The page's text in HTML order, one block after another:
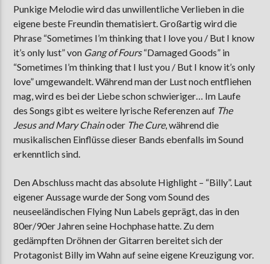
Punkige Melodie wird das unwillentliche Verlieben in die
eigene beste Freundin thematisiert. Großartig wird die
Phrase “Sometimes I’m thinking that I love you / But I know
it’s only lust” von Gang of Fours“Damaged Goods” in
“Sometimes I’m thinking that I lust you / But I know it’s only
love” umgewandelt. Während man der Lust noch entfliehen
mag, wird es bei der Liebe schon schwieriger… Im Laufe
des Songs gibt es weitere lyrische Referenzen auf The
Jesus and Mary Chainoder The Cure, während die
musikalischen Einflüsse dieser Bands ebenfalls im Sound
erkenntlich sind.
Den Abschluss macht das absolute Highlight – “Billy”. Laut
eigener Aussage wurde der Song vom Sound des
neuseeländischen Flying Nun Labels geprägt, das in den
80er/90er Jahren seine Hochphase hatte. Zu dem
gedämpften Dröhnen der Gitarren bereitet sich der
Protagonist Billy im Wahn auf seine eigene Kreuzigung vor.